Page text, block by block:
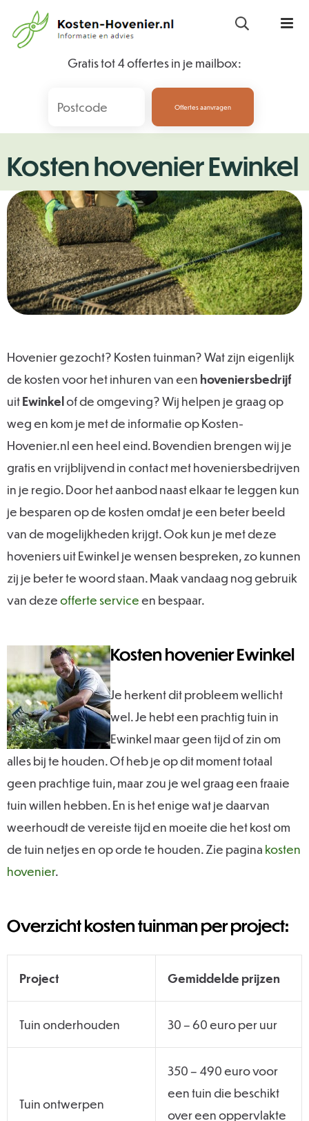
Gratis tot 4 offertes in je mailbox:
Offertes aanvragen
Kosten hovenier Ewinkel
Hovenier gezocht? Kosten tuinman? Wat zijn eigenlijk
de kosten voor het inhuren van een hoveniersbedrijf
uitEwinkelof de omgeving? Wij helpen je graag op
weg en kom je met de informatie op Kosten-
Hovenier.nl een heel eind. Bovendien brengen wij je
gratis en vrijblijvend in contact met hoveniersbedrijven
in je regio. Door het aanbod naast elkaar te leggen kun
je besparen op de kosten omdat je een beter beeld
van de mogelijkheden krijgt. Ook kun je met deze
hoveniers uit Ewinkel je wensen bespreken, zo kunnen
zij je beter te woord staan. Maak vandaag nog gebruik
van dezeofferte serviceen bespaar.
Kosten hovenier Ewinkel
Je herkent dit probleem wellicht
wel. Je hebt een prachtig tuin in
Ewinkel maar geen tijd of zin om
alles bij te houden. Of heb je op dit moment totaal
geen prachtige tuin, maar zou je wel graag een fraaie
tuin willen hebben. En is het enige wat je daarvan
weerhoudt de vereiste tijd en moeite die het kost om
de tuin netjes en op orde te houden. Zie pagina kosten
hovenier.
Overzicht kosten tuinman per project:
Project Gemiddelde prijzen
Tuin onderhouden 30 – 60 euro per uur
Tuin ontwerpen
350 – 490 euro voor
een tuin die beschikt
over een oppervlakte